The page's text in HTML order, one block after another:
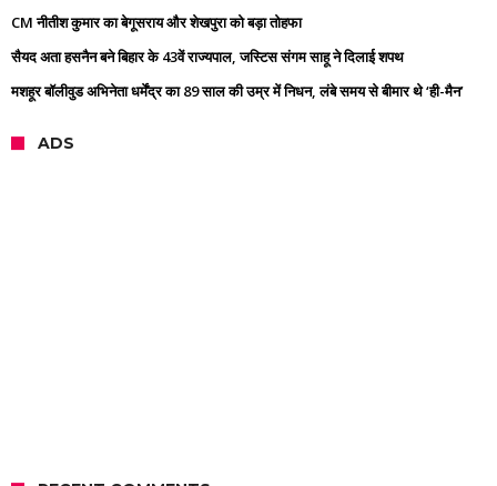
CM नीतीश कुमार का बेगूसराय और शेखपुरा को बड़ा तोहफा
सैयद अता हसनैन बने बिहार के 43वें राज्यपाल, जस्टिस संगम साहू ने दिलाई शपथ
मशहूर बॉलीवुड अभिनेता धर्मेंद्र का 89 साल की उम्र में निधन, लंबे समय से बीमार थे ‘ही-मैन’
ADS